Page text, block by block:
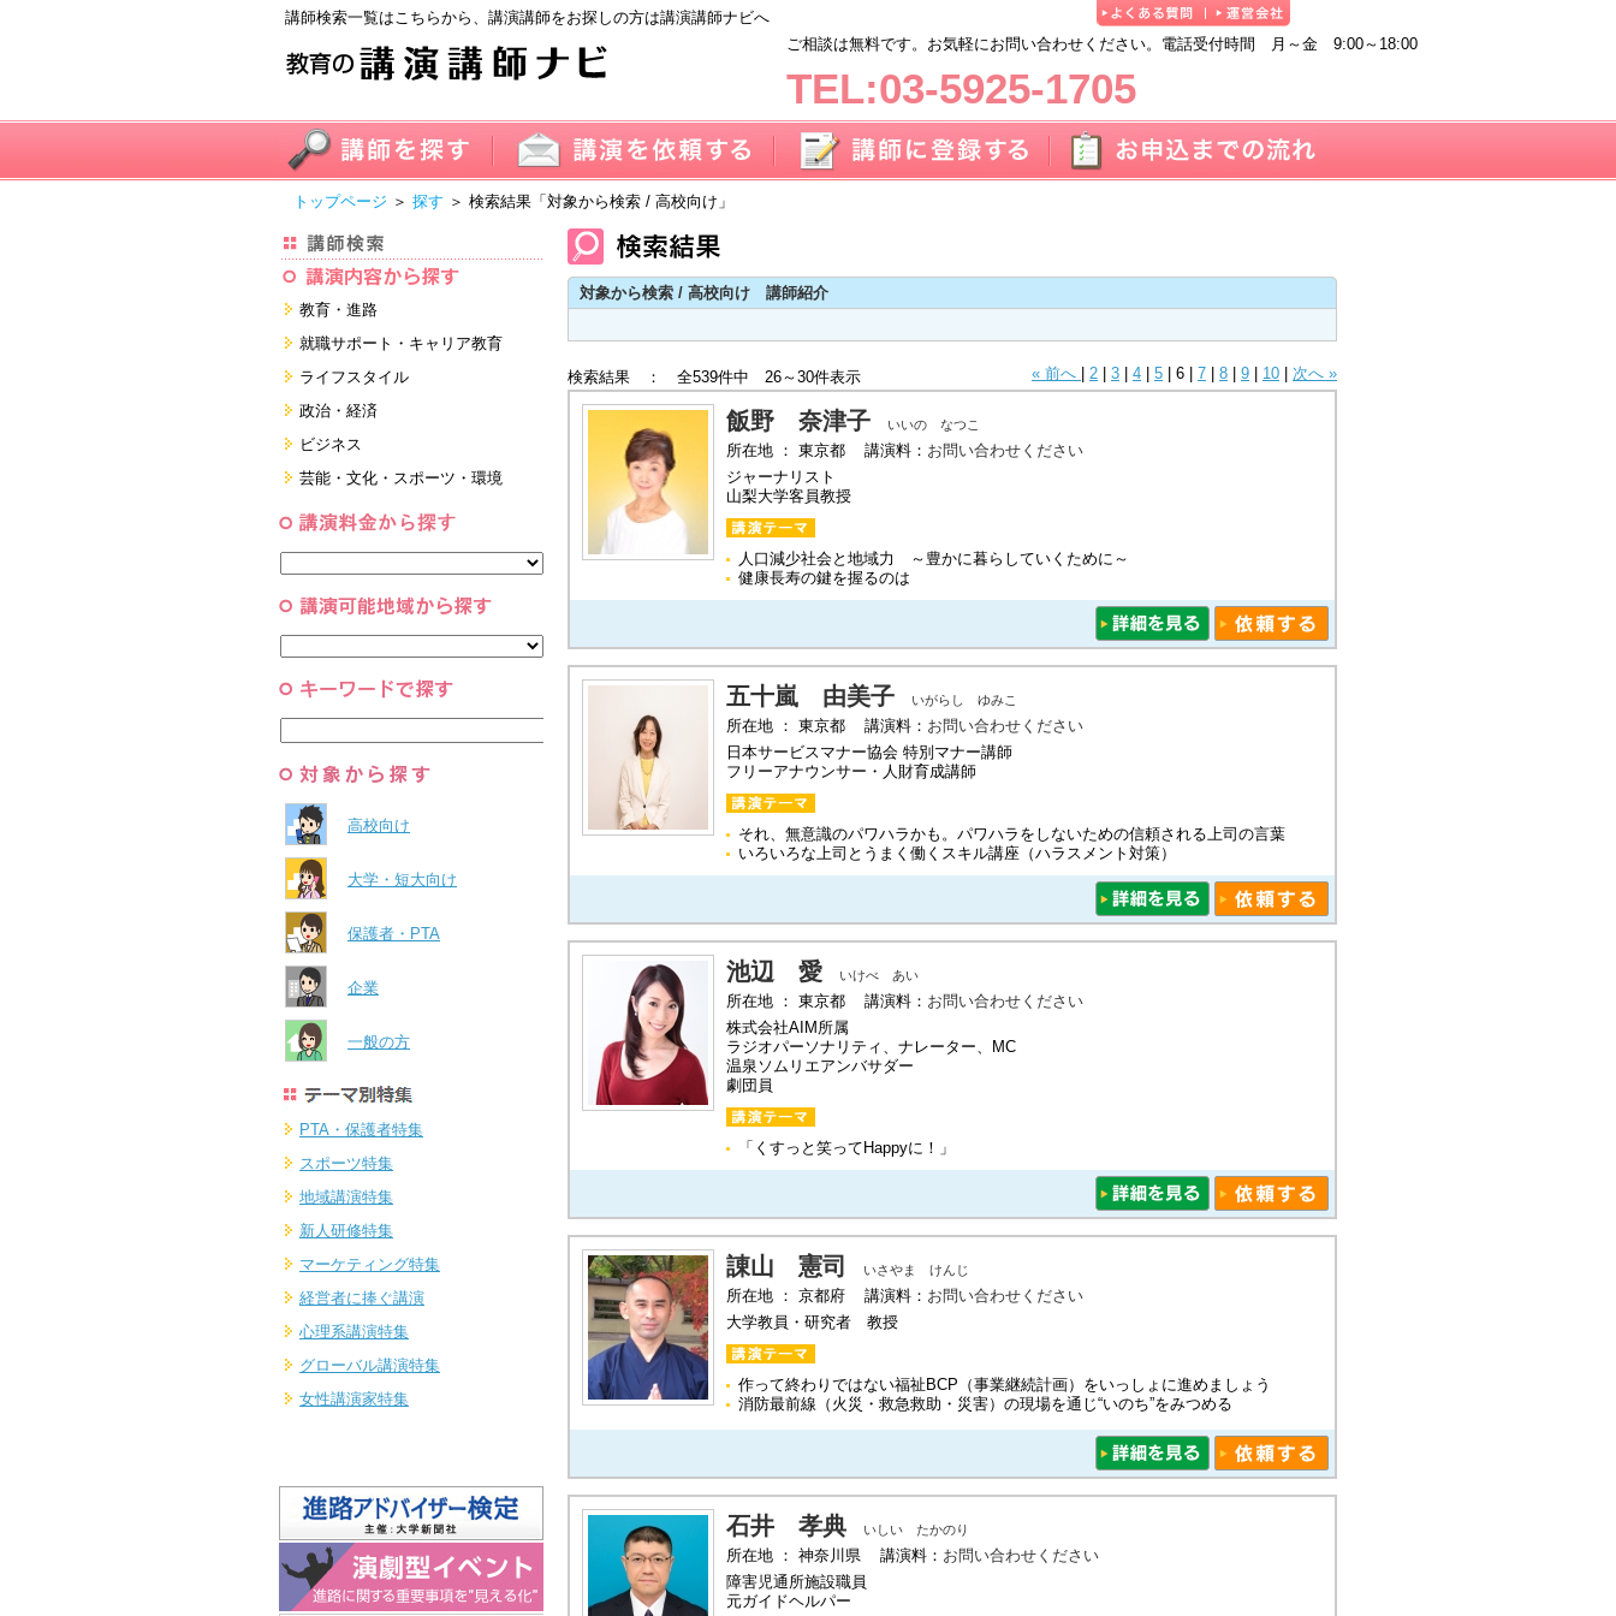
講師検索一覧はこちらから、講演講師をお探しの方は講演講師ナビへ
ご相談は無料です。お気軽にお問い合わせください。電話受付時間 月～金 9:00～18:00
TEL:03-5925-1705
トップページ ＞ 探す ＞ 検索結果 「対象から検索 / 高校向け」
教育・進路
進学・受験
教員・保護者
すべて
就職サポート・キャリア教育
就職サポートツール対策
面接・ディスカッション・マナー
対策
ライフスタイル
健康・美容・女性・食育
看護・介護・ボランティア
すべて
政治・経済
国際
日本
ビジネス
経営・マーケティング・ファイナ
ンス
コーチング・メンタルヘルス・人
芸能・文化・スポーツ・環境
スポーツ
すべて
高校向け
大学・短大向け
保護者・PTA
企業
一般の方
PTA・保護者特集
スポーツ特集
地域講演特集
新人研修特集
マーケティング特集
経営者に捧ぐ講演
心理系講演特集
グローバル講演特集
女性講演家特集
対象から検索 / 高校向け 講師紹介
検索結果 ： 全539件中 26～30件表示 « 前へ 2 3 4 5 6 7 8 9 10 次へ »
飯野 奈津子 いいの なつこ
所在地 ： 東京都 講演料： お問い合わせください
ジャーナリスト
山梨大学客員教授
人口減少社会と地域力 ～豊かに暮らしていくために～
健康長寿の鍵を握るのは
五十嵐 由美子 いがらし ゆみこ
所在地 ： 東京都 講演料： お問い合わせください
日本サービスマナー協会 特別マナー講師
フリーアナウンサー・人財育成講師
それ、無意識のパワハラかも。パワハラをしないための信頼される上司の言葉
いろいろな上司とうまく働くスキル講座（ハラスメント対策）
池辺 愛 いけべ あい
所在地 ： 東京都 講演料： お問い合わせください
株式会社AIM所属
ラジオパーソナリティ、ナレーター、MC
温泉ソムリエアンバサダー
劇団員
「くすっと笑ってHappyに！」
諌山 憲司 いさやま けんじ
所在地 ： 京都府 講演料： お問い合わせください
大学教員・研究者 教授
作って終わりではない福祉BCP（事業継続計画）をいっしょに進めましょう
消防最前線（火災・救急救助・災害）の現場を通じ“いのち”をみつめる
石井 孝典 いしい たかのり
所在地 ： 神奈川県 講演料： お問い合わせください
障害児通所施設職員
元ガイドヘルパー